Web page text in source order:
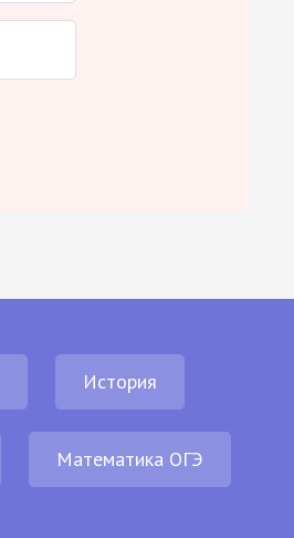
История
Математика ОГЭ